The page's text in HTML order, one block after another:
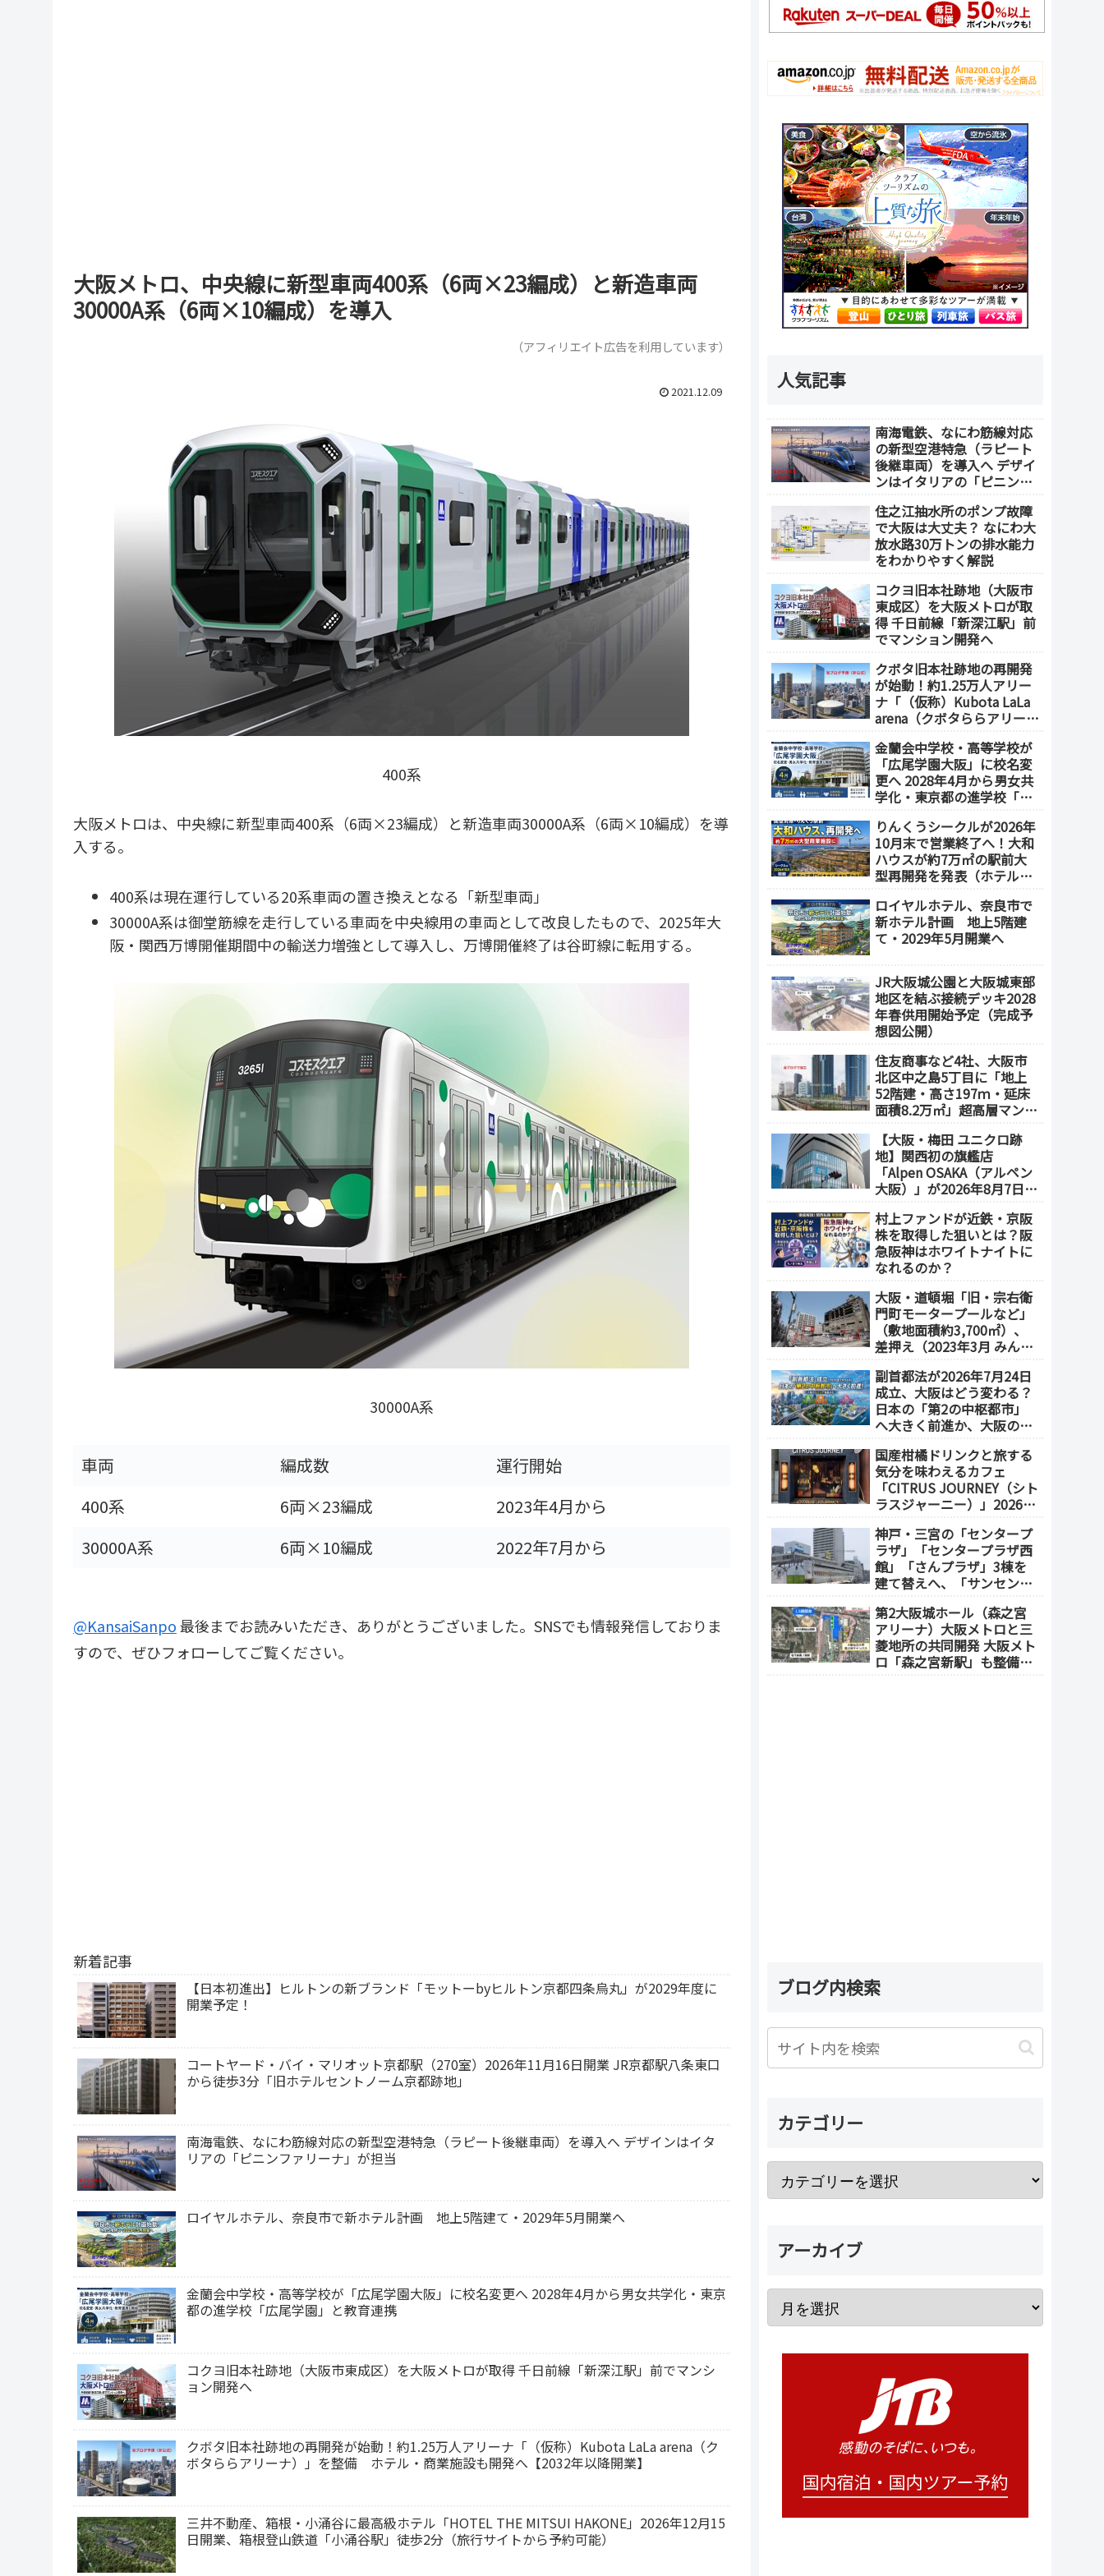
大阪メトロ、中央線に新型車両400系（6両×23編成）と新造車両
30000A系（6両×10編成）を導入
（アフィリエイト広告を利用しています）
2021.12.09
400系
大阪メトロは、中央線に新型車両400系（6両×23編成）と新造車両30000A系（6両×10編成）を導
入する。
400系は現在運行している20系車両の置き換えとなる「新型車両」
30000A系は御堂筋線を走行している車両を中央線用の車両として改良したもので、2025年大
阪・関西万博開催期間中の輸送力増強として導入し、万博開催終了は谷町線に転用する。
30000A系
車両 編成数
運行開始
400系
6両×23編成
2023年4月から
30000A系
6両×10編成 2022年7月から
@KansaiSanpo最後までお読みいただき、ありがとうございました。SNSでも情報発信しておりま
すので、ぜひフォローしてご覧ください。
新着記事
【日本初進出】ヒルトンの新ブランド「モットーbyヒルトン京都四条烏丸」が2029年度に
開業予定！
コートヤード・バイ・マリオット京都駅（270室）2026年11月16日開業 JR京都駅八条東口
から徒歩3分「旧ホテルセントノーム京都跡地」
南海電鉄、なにわ筋線対応の新型空港特急（ラピート後継車両）を導入へ デザインはイタ
リアの「ピニンファリーナ」が担当
ロイヤルホテル、奈良市で新ホテル計画 地上5階建て・2029年5月開業へ
金蘭会中学校・高等学校が「広尾学園大阪」に校名変更へ 2028年4月から男女共学化・東京
都の進学校「広尾学園」と教育連携
コクヨ旧本社跡地（大阪市東成区）を大阪メトロが取得 千日前線「新深江駅」前でマンシ
ョン開発へ
クボタ旧本社跡地の再開発が始動！約1.25万人アリーナ「（仮称）Kubota LaLa arena（ク
ボタららアリーナ）」を整備 ホテル・商業施設も開発へ【2032年以降開業】
三井不動産、箱根・小涌谷に最高級ホテル「HOTEL THE MITSUI HAKONE」2026年12月15
日開業、箱根登山鉄道「小涌谷駅」徒歩2分（旅行サイトから予約可能）
人気記事
南海電鉄、なにわ筋線対応
の新型空港特急（ラピート
後継車両）を導入へ デザイ
ンはイタリアの「ピニンフ
住之江抽水所のポンプ故障
で大阪は大丈夫？ なにわ大
放水路30万トンの排水能力
をわかりやすく解説
コクヨ旧本社跡地（大阪市
東成区）を大阪メトロが取
得 千日前線「新深江駅」前
でマンション開発へ
クボタ旧本社跡地の再開発
が始動！約1.25万人アリー
ナ「（仮称）Kubota LaLa
arena（クボタららアリー
業施設も開発へ【2032年以
降開業】
金蘭会中学校・高等学校が
「広尾学園大阪」に校名変
更へ 2028年4月から男女共
学化・東京都の進学校「広
りんくうシークルが2026年
10月末で営業終了へ！大和
ハウスが約7万㎡の駅前大
型再開発を発表（ホテル開
ロイヤルホテル、奈良市で
新ホテル計画 地上5階建
て・2029年5月開業へ
JR大阪城公園と大阪城東部
地区を結ぶ接続デッキ2028
年春供用開始予定（完成予
想図公開）
住友商事など4社、大阪市
北区中之島5丁目に「地上
52階建・高さ197ｍ・延床
面積8.2万㎡」超高層マンシ
竣工
【大阪・梅田 ユニクロ跡
地】関西初の旗艦店
「Alpen OSAKA（アルペン
大阪）」が2026年8月7日オ
の体験型スポーツ専門店が
誕生
村上ファンドが近鉄・京阪
株を取得した狙いとは？阪
急阪神はホワイトナイトに
なれるのか？
大阪・道頓堀「旧・宗右衛
門町モータープールなど」
（敷地面積約3,700㎡）、
差押え（2023年3月 みんな
得）
副首都法が2026年7月24日
成立、大阪はどう変わる？
日本の「第2の中枢都市」
へ大きく前進か、大阪の5
国産柑橘ドリンクと旅する
気分を味わえるカフェ
「CITRUS JOURNEY（シト
ラスジャーニー）」2026年
メトロ「本町駅」徒歩1
分）
神戸・三宮の「センタープ
ラザ」「センタープラザ西
館」「さんプラザ」3棟を
建て替えへ、「サンセンタ
会」が2026年7月発足
第2大阪城ホール（森之宮
アリーナ）大阪メトロと三
菱地所の共同開発 大阪メト
ロ「森之宮新駅」も整備へ
ブログ内検索
カテゴリー
アーカイブ